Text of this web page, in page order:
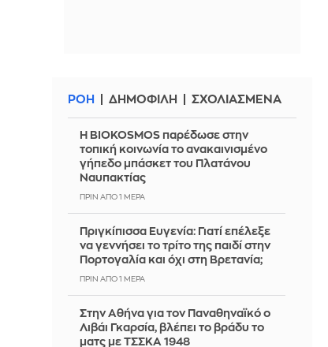
ΡΟΗ ΔΗΜΟΦΙΛΗ ΣΧΟΛΙΑΣΜΕΝΑ
Η BIOKOSMOS παρέδωσε στην
τοπική κοινωνία το ανακαινισμένο
γήπεδο μπάσκετ του Πλατάνου
Ναυπακτίας
ΠΡΙΝ ΑΠΌ 1 ΜΈΡΑ
Πριγκίπισσα Ευγενία: Γιατί επέλεξε
να γεννήσει το τρίτο της παιδί στην
Πορτογαλία και όχι στη Βρετανία;
ΠΡΙΝ ΑΠΌ 1 ΜΈΡΑ
Στην Αθήνα για τον Παναθηναϊκό ο
Λιβάι Γκαρσία, βλέπει το βράδυ το
ματς με ΤΣΣΚΑ 1948